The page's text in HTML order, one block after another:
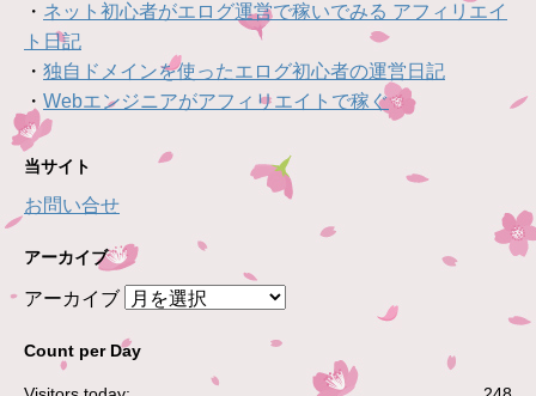
・ ネット初心者がエログ運営で稼いでみる アフィリエイ
ト日記
・ 独自ドメインを使ったエログ初心者の運営日記
・ Webエンジニアがアフィリエイトで稼ぐ
当サイト
お問い合せ
アーカイブ
アーカイブ
Count per Day